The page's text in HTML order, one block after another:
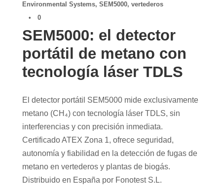
Environmental Systems, SEM5000, vertederos
•
0
SEM5000: el detector
portátil de metano con
tecnología láser TDLS
El detector portátil SEM5000 mide exclusivamente
metano (CH₄) con tecnología láser TDLS, sin
interferencias y con precisión inmediata.
Certificado ATEX Zona 1, ofrece seguridad,
autonomía y fiabilidad en la detección de fugas de
metano en vertederos y plantas de biogás.
Distribuido en España por Fonotest S.L.